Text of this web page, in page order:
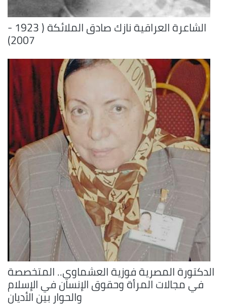
الشاعرة العراقية نازك صادق الملائكة ( 1923 -
2007)
الدكتورة المصرية فوزية العشماوي.. المتخصصة
في مجالات المرأة وحقوق الإنسان في الإسلام
والحوار بين الأديان